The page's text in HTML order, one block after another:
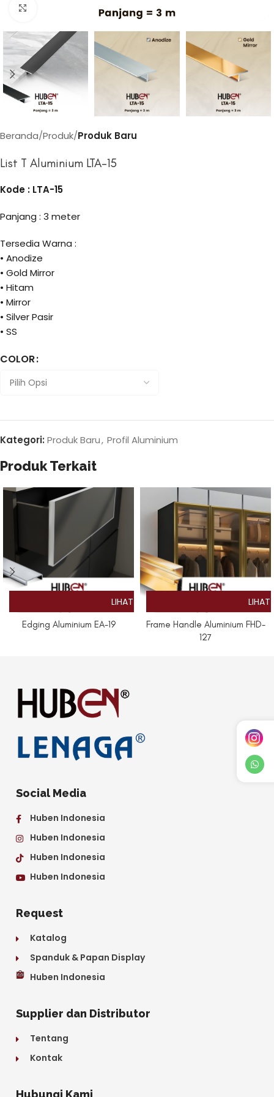
Click to enlarge
Beranda Produk Produk Baru
List T Aluminium LTA-15
Kode : LTA-15
Panjang : 3 meter
Tersedia Warna :
• Anodize
• Gold Mirror
• Hitam
• Mirror
• Silver Pasir
• SS
COLOR
Kategori: Produk Baru, Profil Aluminium
Produk Terkait
Edging Aluminium EA-19
Frame Handle Aluminium FHD-
127
Social Media
Huben Indonesia
Huben Indonesia
Huben Indonesia
Huben Indonesia
Request
Katalog
Spanduk & Papan Display
Huben Indonesia
Supplier dan Distributor
Tentang
Kontak
Hubungi Kami